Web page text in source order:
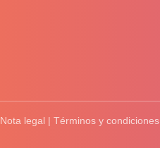
Nota legal | Términos y condiciones.